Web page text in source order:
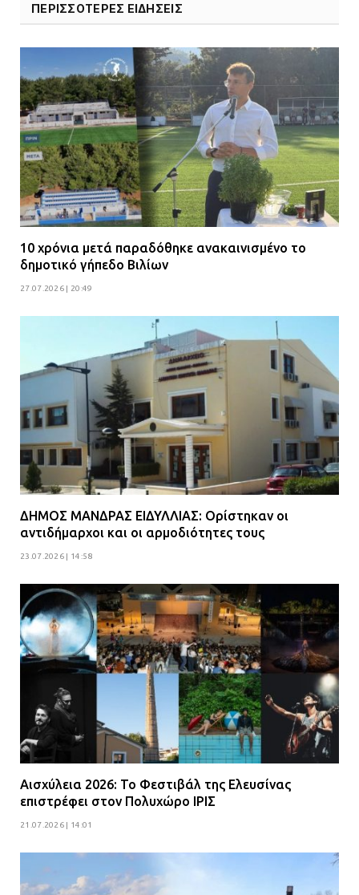
ΠΕΡΙΣΣΟΤΕΡΕΣ ΕΙΔΗΣΕΙΣ
10 χρόνια μετά παραδόθηκε ανακαινισμένο το
δημοτικό γήπεδο Βιλίων
27.07.2026 | 20:49
ΔΗΜΟΣ ΜΑΝΔΡΑΣ ΕΙΔΥΛΛΙΑΣ: Ορίστηκαν οι
αντιδήμαρχοι και οι αρμοδιότητες τους
23.07.2026 | 14:58
Αισχύλεια 2026: Το Φεστιβάλ της Ελευσίνας
επιστρέφει στον Πολυχώρο ΙΡΙΣ
21.07.2026 | 14:01